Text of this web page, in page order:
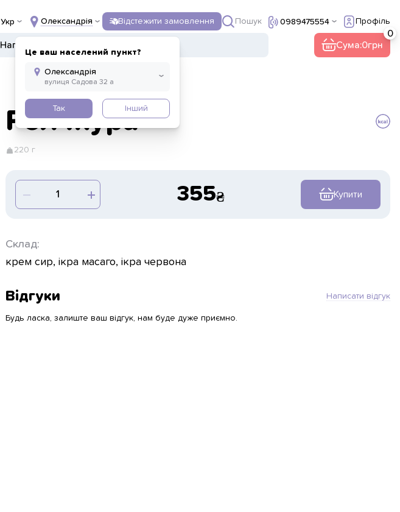
Укр Олександрія
Це ваш населений пункт?
Так Інший
Відстежити замовлення Пошук 0989475554 Профіль
Напої Сума:0
Рол Ікура
220 г
355 Купити
Склад:
крем сир, ікра масаго, ікра червона
Відгуки Написати відгук
Будь ласка, залиште ваш відгук, нам буде дуже приємно.